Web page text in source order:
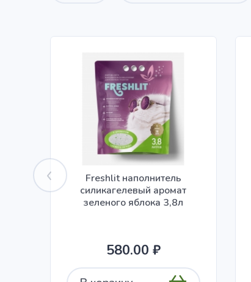
Freshlit наполнитель
силикагелевый аромат
зеленого яблока 3,8л
580.00 ₽